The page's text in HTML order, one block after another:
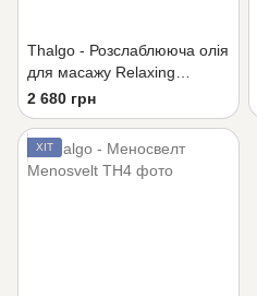
Thalgo - Розслаблююча олія
для масажу Relaxing
Massage Oil
2 680 грн
ХІТ